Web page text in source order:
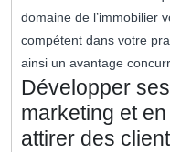
domaine de l’immobilier
compétent dans votre
ainsi un avantage
Développer
marketing et
attirer des